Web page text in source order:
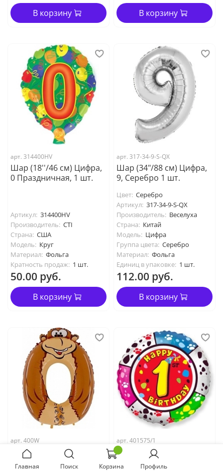
В корзину В корзину
арт. 314400HV
Шар (18''/46 см) Цифра,
0 Праздничная, 1 шт.
Артикул: 314400HV
Производитель: CTI
Страна: США
Модель: Круг
Материал: Фольга
Кратность продаж: 1 шт.
50.00 руб.
В корзину
арт. 317-34-9-S-QX
Шар (34"/88 см) Цифра,
9, Серебро 1 шт.
Цвет: Серебро
Артикул: 317-34-9-S-QX
Производитель: Веселуха
Страна: Китай
Модель: Цифра
Группа цвета: Серебро
Материал: Фольга
Единиц в упаковке: 1 шт.
112.00 руб.
В корзину
арт. 400W
Шар (40"/102 см) Цифра,
0 Обезьяна
арт. 401575/1
Шар (18"/46 см) Цифра,
1
Главная Поиск Корзина Профиль